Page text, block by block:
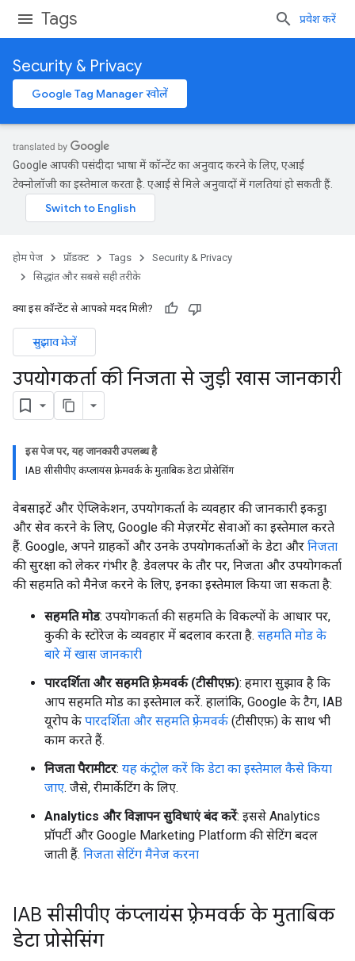
Tags प्रवेश करें
Security & Privacy
Google Tag Manager खोलें
Google आपकी पसंदीदा भाषा में कॉन्टेंट का अनुवाद करने के लिए, एआई
टेक्नोलॉजी का इस्तेमाल करता है. एआई से मिले अनुवादों में गलतियां हो सकती हैं.
होम पेज प्रॉडक्ट Tags
Security & Privacy
सिद्धांत और सबसे सही तरीके
क्या इस कॉन्टेंट से आपको मदद मिली?
सुझाव भेजें
उपयोगकर्ता की निजता से जुड़ी खास जानकारी
इस पेज पर, यह जानकारी उपलब्ध है
IAB सीसीपीए कंप्लायंस फ़्रेमवर्क के मुताबिक डेटा प्रोसेसिंग
वेबसाइटें और ऐप्लिकेशन, उपयोगकर्ता के व्यवहार की जानकारी इकट्ठा
और सेव करने के लिए, Google की मेज़रमेंट सेवाओं का इस्तेमाल करते
हैं. Google, अपने ग्राहकों और उनके उपयोगकर्ताओं के डेटा और निजता
की सुरक्षा को लेकर गंभीर है. डेवलपर के तौर पर, निजता और उपयोगकर्ता
की सहमति को मैनेज करने के लिए, इनका इस्तेमाल किया जा सकता है:
सहमति मोड: उपयोगकर्ता की सहमति के विकल्पों के आधार पर,
कुकी के स्टोरेज के व्यवहार में बदलाव करता है. सहमति मोड के
बारे में खास जानकारी
पारदर्शिता और सहमति फ़्रेमवर्क (टीसीएफ़): हमारा सुझाव है कि
आप सहमति मोड का इस्तेमाल करें. हालांकि, Google के टैग, IAB
यूरोप के पारदर्शिता और सहमति फ़्रेमवर्क (टीसीएफ़) के साथ भी
काम करते हैं.
निजता पैरामीटर: यह कंट्रोल करें कि डेटा का इस्तेमाल कैसे किया
जाए. जैसे, रीमार्केटिंग के लिए.
Analytics और विज्ञापन सुविधाएं बंद करें: इससे Analytics
प्रॉपर्टी और Google Marketing Platform की सेटिंग बदल
जाती हैं. निजता सेटिंग मैनेज करना
IAB सीसीपीए कंप्लायंस फ़्रेमवर्क के मुताबिक
डेटा प्रोसेसिंग